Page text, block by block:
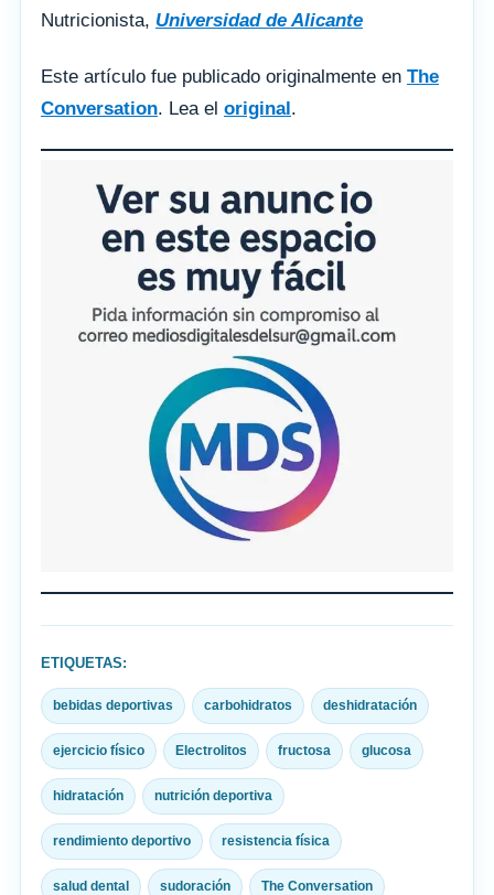
Nutricionista, Universidad de Alicante
Este artículo fue publicado originalmente en The
Conversation. Lea el original.
ETIQUETAS:
bebidas deportivas carbohidratos deshidratación
ejercicio físico Electrolitos fructosa glucosa
hidratación nutrición deportiva
rendimiento deportivo resistencia física
salud dental sudoración The Conversation